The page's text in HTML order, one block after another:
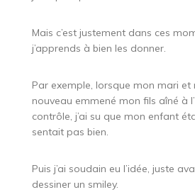
Mais c’est justement dans ces
j’apprends à bien les donner.
Par exemple, lorsque mon mari
nouveau emmené mon fils aîné à
contrôle, j’ai su que mon enfant
sentait pas bien.
Puis j’ai soudain eu l’idée, juste
dessiner un smiley.